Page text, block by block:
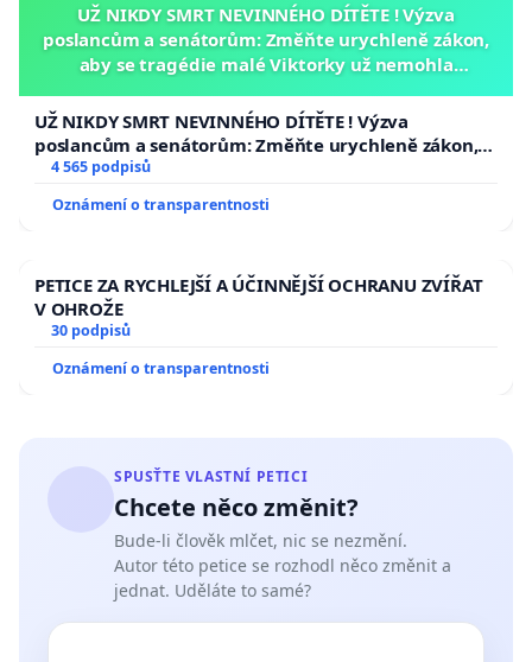
UŽ NIKDY SMRT NEVINNÉHO DÍTĚTE ! Výzva
poslancům a senátorům: Změňte urychleně zákon,
aby se tragédie malé Viktorky už nemohla
UŽ NIKDY SMRT NEVINNÉHO DÍTĚTE ! Výzva
poslancům a senátorům: Změňte urychleně zákon,
aby se tragédie malé Viktorky už nemohla opakovat!
4 565 podpisů
Oznámení o transparentnosti
PETICE ZA RYCHLEJŠÍ A ÚČINNĚJŠÍ OCHRANU ZVÍŘAT
V OHROŽE
30 podpisů
Oznámení o transparentnosti
SPUSŤTE VLASTNÍ PETICI
Chcete něco změnit?
Bude-li člověk mlčet, nic se nezmění.
Autor této petice se rozhodl něco změnit a
jednat. Uděláte to samé?